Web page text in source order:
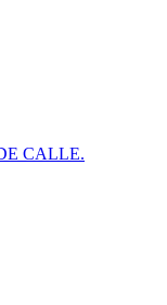
CALLE.